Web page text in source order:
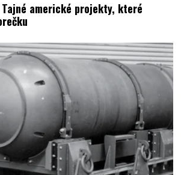
americké projekty, které